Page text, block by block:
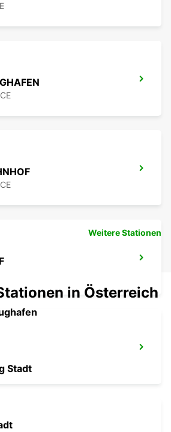
Weitere Stationen
in Österreich
Stadt